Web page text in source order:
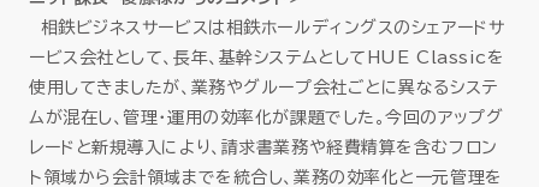
相鉄ビジネスサービスは相鉄ホールディングスのシェアードサ
ービス会社として、長年、基幹システムとしてHUE Classicを
使用してきましたが、業務やグループ会社ごとに異なるシステ
ムが混在し、管理・運用の効率化が課題でした。今回のアップグ
レードと新規導入により、請求書業務や経費精算を含むフロン
ト領域から会計領域までを統合し、業務の効率化と一元管理を